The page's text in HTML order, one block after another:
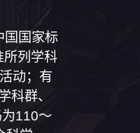
国国家标
所列学科
动；有
科群、
110～